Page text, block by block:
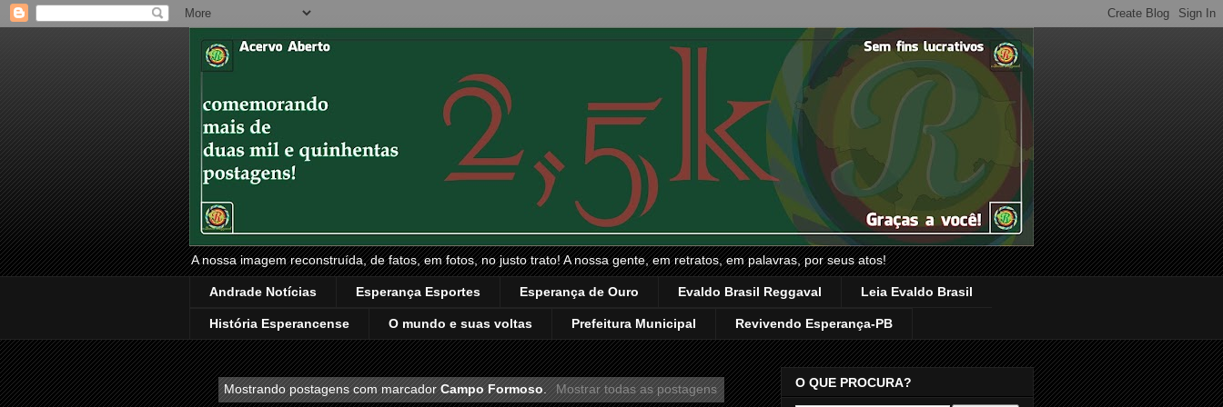
A nossa imagem reconstruída, de fatos, em fotos, no justo trato! A nossa gente, em retratos, em palavras, por seus atos!
Andrade Notícias Esperança Esportes Esperança de Ouro Evaldo Brasil Reggaval Leia Evaldo Brasil
História Esperancense O mundo e suas voltas Prefeitura Municipal Revivendo Esperança-PB
Mostrando postagens com marcadorCampo Formoso. Mostrar todas as postagens O QUE PROCURA?